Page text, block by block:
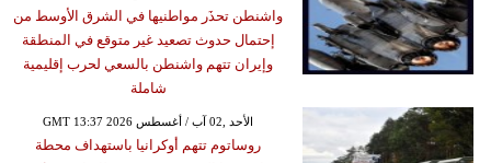
واشنطن تحذَر مواطنيها في الشرق الأوسط من
إحتمال حدوث تصعيد غير متوقع في المنطقة
وإيران تتهم واشنطن بالسعي لحرب إقليمية
شاملة
GMT 13:37 2026 الأحد ,02 آب / أغسطس
روساتوم تتهم أوكرانيا باستهداف محطة